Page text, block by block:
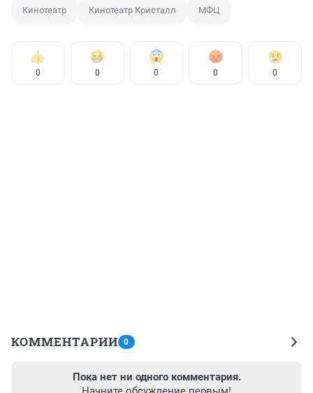
Кинотеатр Кинотеатр Кристалл МФЦ
0 0 0 0 0
КОММЕНТАРИИ 0
Пока нет ни одного комментария.